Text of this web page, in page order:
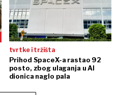
tvrtke i tržišta
Prihod SpaceX-a rastao 92
posto, zbog ulaganja u AI
dionica naglo pala